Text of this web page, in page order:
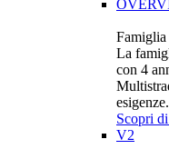
La
con 4
esigenze.
Scopri
V2